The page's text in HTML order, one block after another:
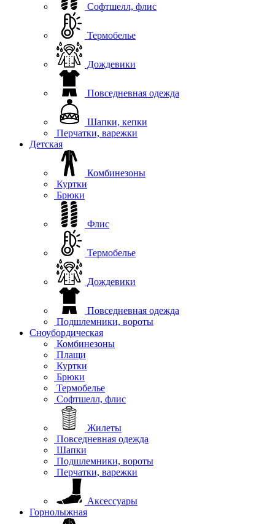
Софтшелл, флис
Термобелье
Дождевики
Повседневная одежда
Шапки, кепки
Перчатки, варежки
Детская
Комбинезоны
Куртки
Брюки
Флис
Термобелье
Дождевики
Повседневная одежда
Подшлемники, вороты
Сноубордическая
Комбинезоны
Плащи
Куртки
Брюки
Термобелье
Софтшелл, флис
Жилеты
Повседневная одежда
Шапки
Подшлемники, вороты
Перчатки, варежки
Аксессуары
Горнолыжная